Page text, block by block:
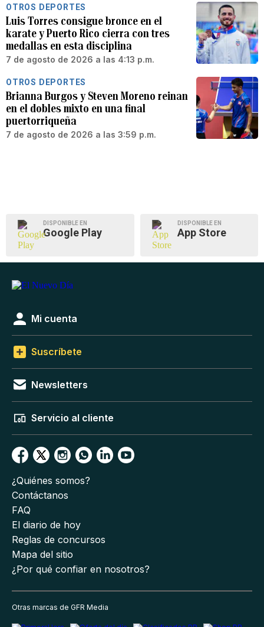
OTROS DEPORTES
Luis Torres consigue bronce en el
karate y Puerto Rico cierra con tres
medallas en esta disciplina
7 de agosto de 2026 a las 4:13 p.m.
OTROS DEPORTES
Brianna Burgos y Steven Moreno reinan
en el dobles mixto en una final
puertorriqueña
7 de agosto de 2026 a las 3:59 p.m.
DISPONIBLE EN
Google Play
DISPONIBLE EN
App Store
Mi cuenta
Suscríbete
Newsletters
Servicio al cliente
¿Quiénes somos?
Contáctanos
FAQ
El diario de hoy
Reglas de concursos
Mapa del sitio
¿Por qué confiar en nosotros?
Otras marcas de GFR Media